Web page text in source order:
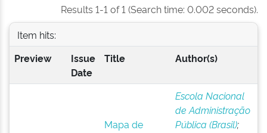
Results 1-1 of 1 (Search time: 0.002 seconds).
Item hits:
Preview
Issue
Date
Title Author(s)
Mapa de
Escola Nacional
de Administração
Pública (Brasil);